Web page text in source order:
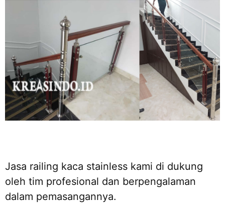
Jasa railing kaca stainless kami di dukung
oleh tim profesional dan berpengalaman
dalam pemasangannya.